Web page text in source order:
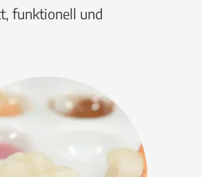
funktionell und